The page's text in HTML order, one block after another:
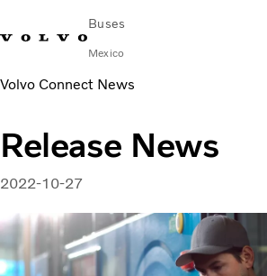
Buses
Mexico
Cambiar paísComuníquese con nosotros
AUTOBUSES URBANOS E
AUTOBUSES FORÁNEOS
¿Por qué Volvo?
NOTICIAS E HISTORIAS
Contacto
Volvo Connect News
Release News
2022-10-27